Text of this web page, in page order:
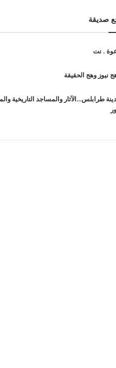
صديقة
. نت
نيوز وهج الحقيقة
طرابلس…الآثار والمساجد التاريخية